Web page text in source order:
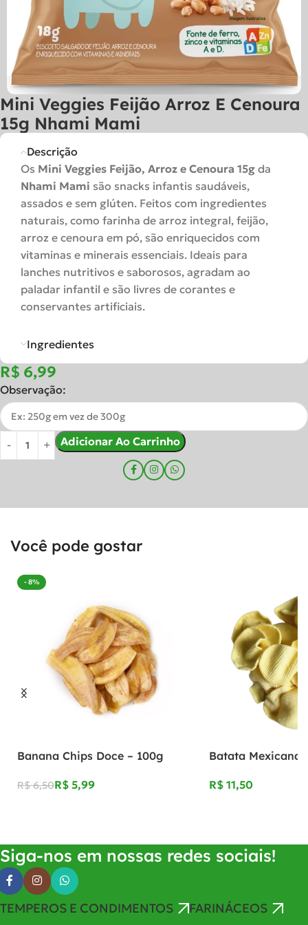
Mini Veggies Feijão Arroz E Cenoura
15g Nhami Mami
Descrição
Os Mini Veggies Feijão, Arroz e Cenoura 15g da
Nhami Mami são snacks infantis saudáveis,
assados e sem glúten. Feitos com ingredientes
naturais, como farinha de arroz integral, feijão,
arroz e cenoura em pó, são enriquecidos com
vitaminas e minerais essenciais. Ideais para
lanches nutritivos e saborosos, agradam ao
paladar infantil e são livres de corantes e
conservantes artificiais.​
Ingredientes
R$
Observação:
Adicionar Ao Carrinho
Você pode gostar
- 8%
Banana Chips Doce – 100g
R$6,50R$ 5,99
Batata Mexicana
R$
Siga-nos em nossas redes sociais!
TEMPEROS E CONDIMENTOS FARINÁCEOS